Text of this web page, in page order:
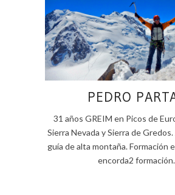
PEDRO
31 años GREIM en Picos de
Sierra Nevada y Sierra de
guía de alta montaña. Formación
encorda2 formación.